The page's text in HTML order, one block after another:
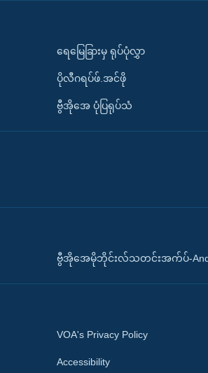
ရေမြေခြားမှ ရုပ်ပုံလွှာ
ပိုလီဂရပ်ဖ်.အင်ဖို
ဗွီအိုအေ ပုံပြရုပ်သံ
ဗွီအိုအေမိုဘိုင်းလ်သတင်းအက်ပ်-
VOA's Privacy Policy
Accessibility